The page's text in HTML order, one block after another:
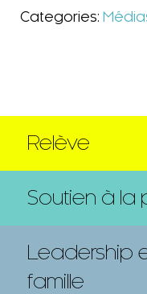
Categories:
Relève
Soutien à la
Leadership
famille